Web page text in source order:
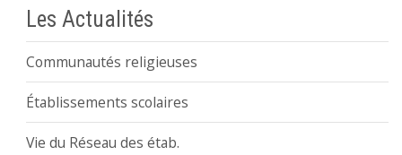
Les Actualités
Communautés religieuses
Établissements scolaires
Vie du Réseau des étab.